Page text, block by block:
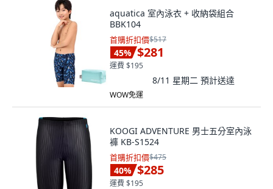
aquatica 室內泳衣 + 收納袋組合
BBK104
首購折扣價$517
45% $281
運費 $195
8/11 星期二 預計送達
WOW免運
KOOGI ADVENTURE 男士五分室內泳
褲 KB-S1524
首購折扣價$475
40% $285
運費 $195